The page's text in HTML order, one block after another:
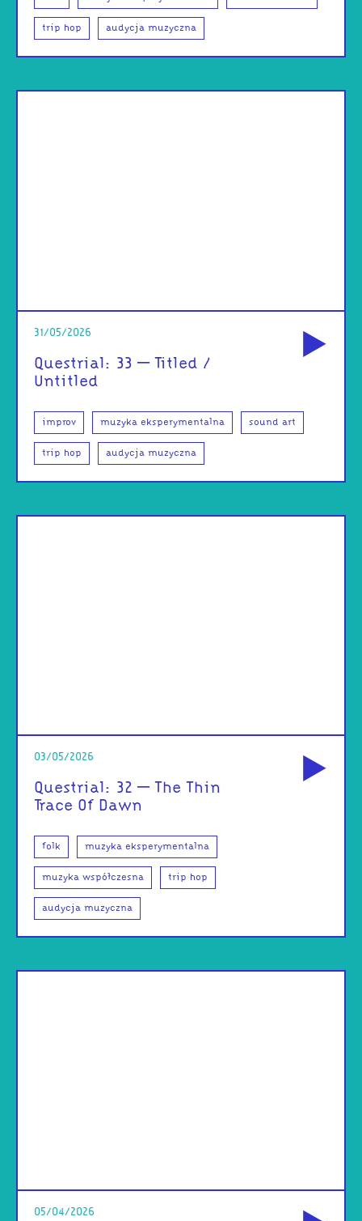
trip hop audycja muzyczna
31/05/2026
Questrial: 33 – Titled /
Untitled
improv muzyka eksperymentalna sound art
trip hop audycja muzyczna
03/05/2026
Questrial: 32 – The Thin
Trace Of Dawn
folk muzyka eksperymentalna
muzyka współczesna trip hop
audycja muzyczna
05/04/2026